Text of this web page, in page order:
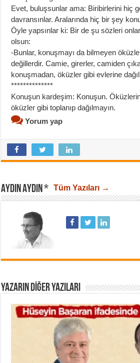
Evet, buluşsunlar ama: Biribirlerini hiç
davransınlar. Aralarında hiç bir şey
Öyle yapsınlar ki: Bir de şu sözleri
olsun:
-Bunlar, konuşmayı da bilmeyen
değillerdir. Camie, girerler, camiden
konuşmadan, öküzler gibi evlerine
**************
Konuşun kardeşim: Konuşun.
öküzler gibi toplanıp dağılmayın.
Yorum yap
AYDIN AYDIN * Tüm Yazıları →
YAZARIN DIĞER YAZILARI